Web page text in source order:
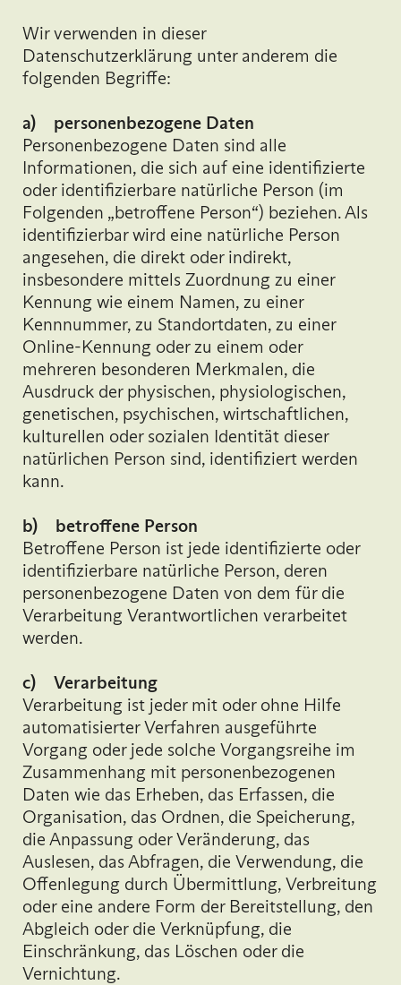
Wir verwenden in dieser
Datenschutzerklärung unter anderem die
folgenden Begriffe:
a) personenbezogene Daten
Personenbezogene Daten sind alle
Informationen, die sich auf eine identifizierte
oder identifizierbare natürliche Person (im
Folgenden „betroffene Person“) beziehen. Als
identifizierbar wird eine natürliche Person
angesehen, die direkt oder indirekt,
insbesondere mittels Zuordnung zu einer
Kennung wie einem Namen, zu einer
Kennnummer, zu Standortdaten, zu einer
Online-Kennung oder zu einem oder
mehreren besonderen Merkmalen, die
Ausdruck der physischen, physiologischen,
genetischen, psychischen, wirtschaftlichen,
kulturellen oder sozialen Identität dieser
natürlichen Person sind, identifiziert werden
kann.
b) betroffene Person
Betroffene Person ist jede identifizierte oder
identifizierbare natürliche Person, deren
personenbezogene Daten von dem für die
Verarbeitung Verantwortlichen verarbeitet
werden.
c) Verarbeitung
Verarbeitung ist jeder mit oder ohne Hilfe
automatisierter Verfahren ausgeführte
Vorgang oder jede solche Vorgangsreihe im
Zusammenhang mit personenbezogenen
Daten wie das Erheben, das Erfassen, die
Organisation, das Ordnen, die Speicherung,
die Anpassung oder Veränderung, das
Auslesen, das Abfragen, die Verwendung, die
Offenlegung durch Übermittlung, Verbreitung
oder eine andere Form der Bereitstellung, den
Abgleich oder die Verknüpfung, die
Einschränkung, das Löschen oder die
Vernichtung.